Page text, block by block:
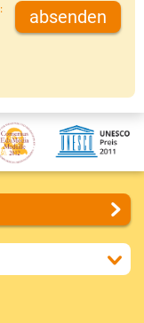
:
absenden